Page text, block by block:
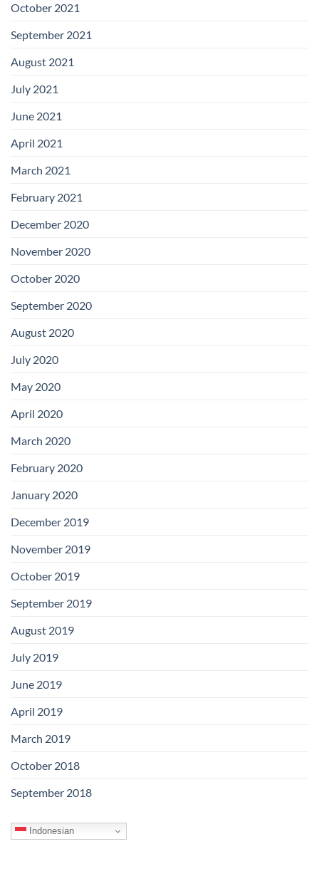
October 2021
September 2021
August 2021
July 2021
June 2021
April 2021
March 2021
February 2021
December 2020
November 2020
October 2020
September 2020
August 2020
July 2020
May 2020
April 2020
March 2020
February 2020
January 2020
December 2019
November 2019
October 2019
September 2019
August 2019
July 2019
June 2019
April 2019
March 2019
October 2018
September 2018
Indonesian